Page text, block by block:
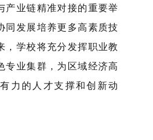
产业链精准对接的重要举
同发展培养更多高素质技
，学校将充分发挥职业教
专业集群，为区域经济高
力的人才支撑和创新动